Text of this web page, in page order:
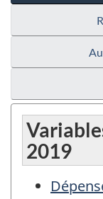
2019